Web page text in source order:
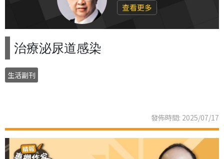
查看更多
治療泌尿道感染
生活副刊
發佈時間: 2025/07/17